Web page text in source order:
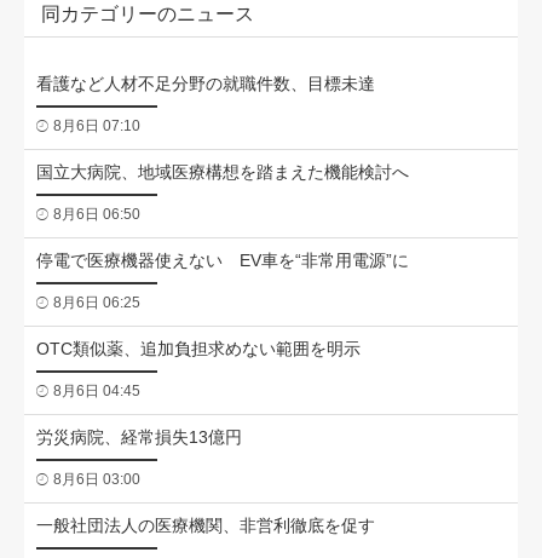
同カテゴリーのニュース
看護など人材不足分野の就職件数、目標未達
8月6日 07:10
国立大病院、地域医療構想を踏まえた機能検討へ
8月6日 06:50
停電で医療機器使えない EV車を“非常用電源”に
8月6日 06:25
OTC類似薬、追加負担求めない範囲を明示
8月6日 04:45
労災病院、経常損失13億円
8月6日 03:00
一般社団法人の医療機関、非営利徹底を促す